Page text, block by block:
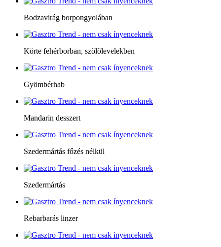
Bodzavirág borpongyolában
Körte fehérborban, szőlőlevelekben
Gyömbérhab
Mandarin desszert
Szedermártás főzés nélkül
Szedermártás
Rebarbarás linzer